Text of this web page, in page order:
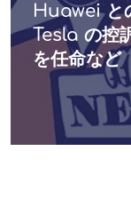
Huawei と
Tesla の控
を任命など